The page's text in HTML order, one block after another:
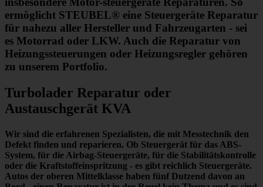
ermöglicht STEUBEL® eine Steuergeräte Reparatur
für nahezu aller Hersteller und Fahrzeugarten - sei
es Motorrad oder LKW. Auch die Reparatur von
Heizungssteuerungen oder Heizungsregler gehören
zu unserem Portfolio.
Turbolader Reparatur oder
Austauschgerät KVA
Wir sind die erfahrenen Spezialisten, die mit Messtechnik den
Defekt finden und reparieren. Ob Steuergerät für das ABS-
System, für die Airbag-Steuergeräte, für die Stabilitätskontrolle
oder die Kraftstoffeinspritzung - es gibt reichlich Steuergeräte.
Autos der oberen Mittelklasse haben fünf Dutzend davon an